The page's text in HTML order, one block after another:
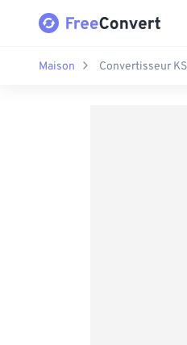
Maison Convertisseur